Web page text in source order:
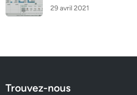
29 avril 2021
Trouvez-nous